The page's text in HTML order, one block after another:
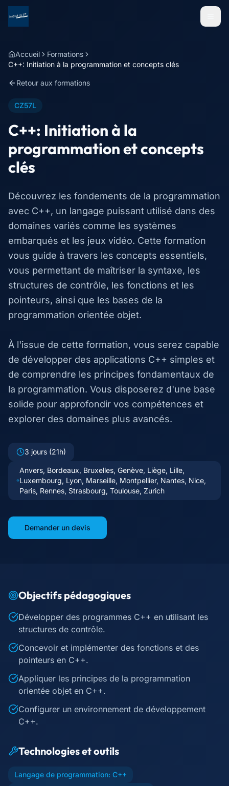
Menu
Accueil
Formations
C++: Initiation à la programmation et concepts clés
Retour aux formations
CZ57L
C++: Initiation à la
programmation et concepts
clés
Découvrez les fondements de la programmation
avec C++, un langage puissant utilisé dans des
domaines variés comme les systèmes
embarqués et les jeux vidéo. Cette formation
vous guide à travers les concepts essentiels,
vous permettant de maîtriser la syntaxe, les
structures de contrôle, les fonctions et les
pointeurs, ainsi que les bases de la
programmation orientée objet.
À l'issue de cette formation, vous serez capable
de développer des applications C++ simples et
de comprendre les principes fondamentaux de
la programmation. Vous disposerez d'une base
solide pour approfondir vos compétences et
explorer des domaines plus avancés.
3 jours (21h)
Anvers, Bordeaux, Bruxelles, Genève, Liège, Lille,
Luxembourg, Lyon, Marseille, Montpellier, Nantes, Nice,
Paris, Rennes, Strasbourg, Toulouse, Zurich
Demander un devis
Objectifs pédagogiques
Développer des programmes C++ en utilisant les
structures de contrôle.
Concevoir et implémenter des fonctions et des
pointeurs en C++.
Appliquer les principes de la programmation
orientée objet en C++.
Configurer un environnement de développement
C++.
Technologies et outils
Langage de programmation: C++